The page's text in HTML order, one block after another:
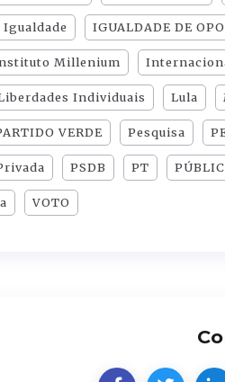
Igualdade IGUALDADE DE
Millenium
Individuais Lula
VERDE Pesquisa
PSDB PT
VOTO